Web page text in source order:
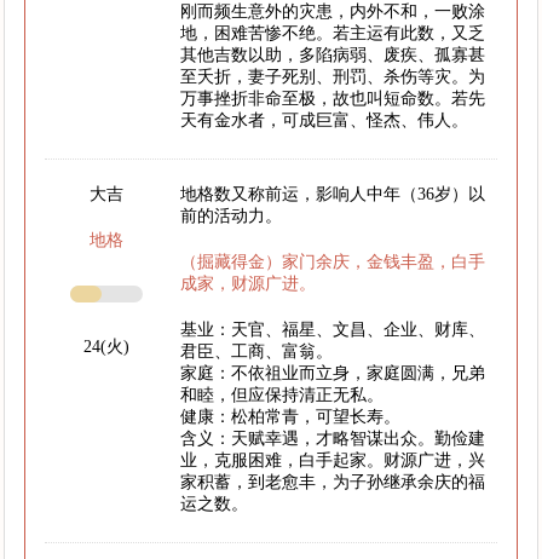
刚而频生意外的灾患，内外不和，一败涂
地，困难苦惨不绝。若主运有此数，又乏
其他吉数以助，多陷病弱、废疾、孤寡甚
至夭折，妻子死别、刑罚、杀伤等灾。为
万事挫折非命至极，故也叫短命数。若先
天有金水者，可成巨富、怪杰、伟人。
大吉
地格
24(火)
地格数又称前运，影响人中年（36岁）以
前的活动力。
（掘藏得金）家门余庆，金钱丰盈，白手
成家，财源广进。
基业：天官、福星、文昌、企业、财库、
君臣、工商、富翁。
家庭：不依祖业而立身，家庭圆满，兄弟
和睦，但应保持清正无私。
健康：松柏常青，可望长寿。
含义：天赋幸遇，才略智谋出众。勤俭建
业，克服困难，白手起家。财源广进，兴
家积蓄，到老愈丰，为子孙继承余庆的福
运之数。